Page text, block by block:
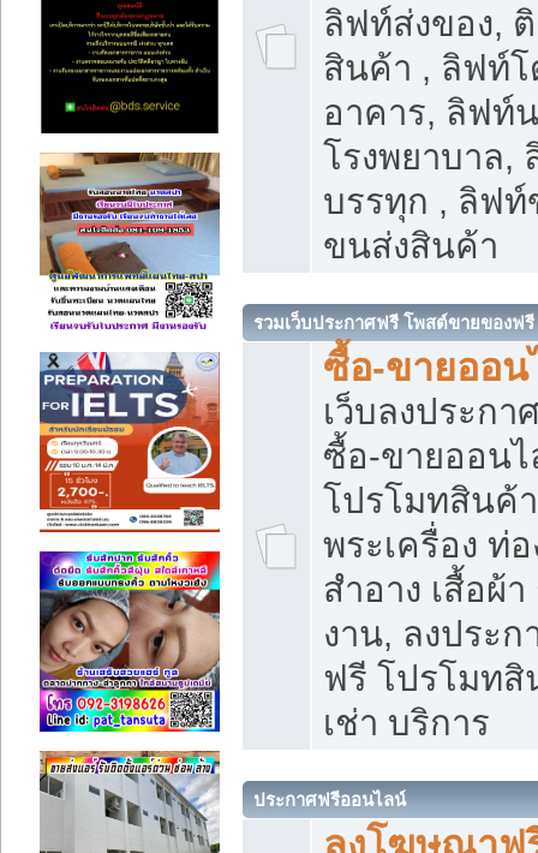
ลิฟท์ส่งของ,
สินค้า , ลิฟท์
อาคาร, ลิฟท์
โรงพยาบาล,
บรรทุก , ลิฟ
ขนส่งสินค้า
รวมเว็บประกาศฟรี โพสต์ขายของฟรี
ซื้อ-ขายออน
เว็บลงประก
ซื้อ-ขายออน
โปรโมทสินค้
พระเครื่อง ท่อ
สำอาง เสื้อผ้
งาน, ลงประ
ฟรี โปรโมท
เช่า บริการ
ประกาศฟรีออนไลน์
ลงโฆษณาฟ